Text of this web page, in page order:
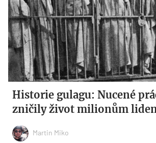
Historie gulagu: Nucené
zničily život milionům
Martin Miko